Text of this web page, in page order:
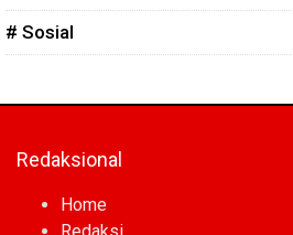
# Sosial
Redaksional
Home
Redaksi